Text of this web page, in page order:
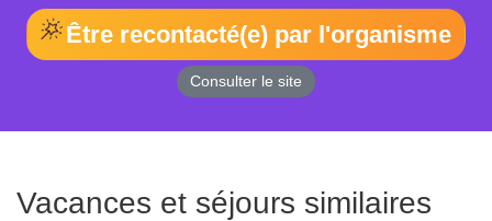
Être recontacté(e) par l'organisme
Consulter le site
Vacances et séjours similaires